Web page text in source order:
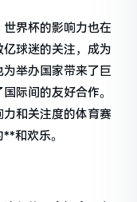
界杯的影响力也在
球迷的关注，成为
举办国家带来了巨
际间的友好合作。
和关注度的体育赛
和欢乐。